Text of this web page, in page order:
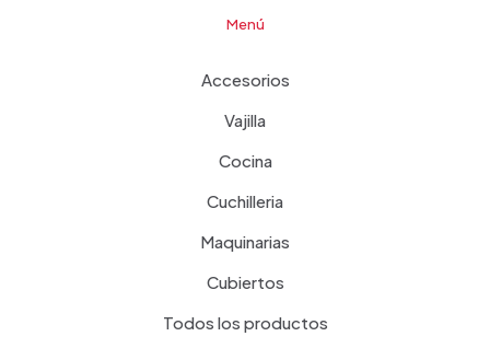
Menú
Accesorios
Vajilla
Cocina
Cuchilleria
Maquinarias
Cubiertos
Todos los productos